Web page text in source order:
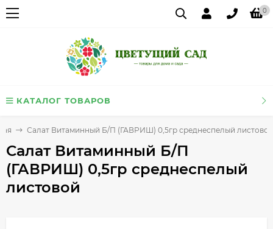
0
КАТАЛОГ ТОВАРОВ
Салат Витаминный Б/П (ГАВРИШ) 0,5гр среднеспелый листовой
Салат Витаминный Б/П
(ГАВРИШ) 0,5гр среднеспелый
листовой